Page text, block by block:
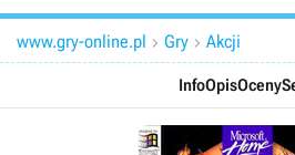
www.gry-online.pl  Gry  Akcji
InfoOpisOceny